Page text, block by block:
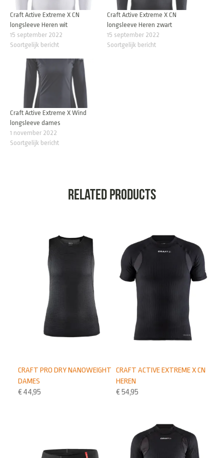
Craft Active Extreme X CN
longsleeve Heren wit
15 september 2022
Soortgelijk bericht
Craft Active Extreme X CN
longsleeve Heren zwart
15 september 2022
Soortgelijk bericht
Craft Active Extreme X Wind
longsleeve dames
1 november 2022
Soortgelijk bericht
Related products
CRAFT ACTIVE EXTREME X CN
HEREN
€ 54,95
CRAFT PRO DRY NANOWEIGHT
DAMES
€ 44,95